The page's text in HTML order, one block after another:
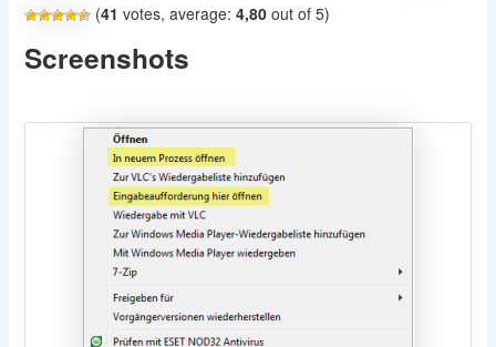
(41 votes, average: 4,80out of 5)
Screenshots